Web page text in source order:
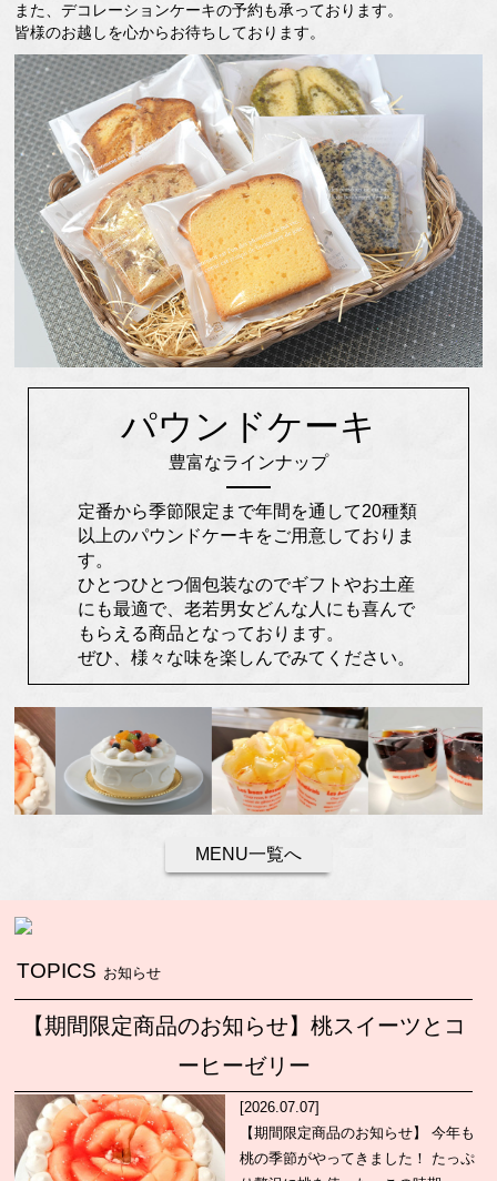
また、デコレーションケーキの予約も承っております。
皆様のお越しを心からお待ちしております。
パウンドケーキ
豊富なラインナップ
定番から季節限定まで年間を通して20種類
以上のパウンドケーキをご用意しておりま
す。
ひとつひとつ個包装なのでギフトやお土産
にも最適で、老若男女どんな人にも喜んで
もらえる商品となっております。
ぜひ、様々な味を楽しんでみてください。
MENU一覧へ
TOPICS お知らせ
​【期間限定商品のお知らせ】桃スイーツとコ
ーヒーゼリー
[2026.07.07]
【期間限定商品のお知らせ】 今年も
桃の季節がやってきました！ たっぷ